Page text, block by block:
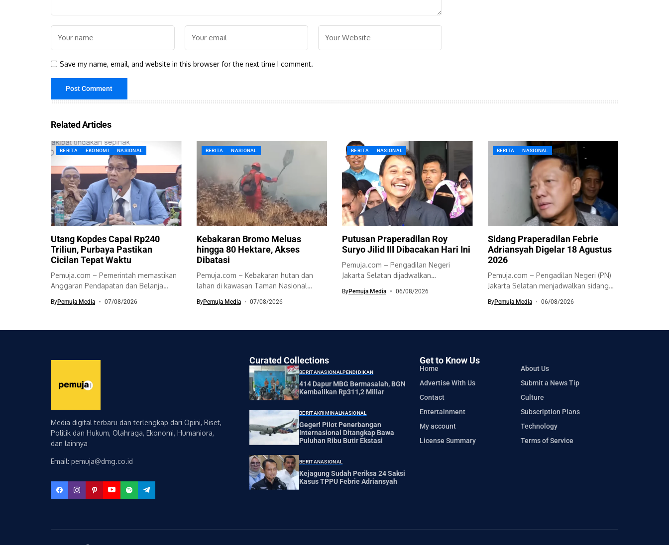
Save my name, email, and website in this browser for the next time I comment.
Related Articles
BERITA EKONOMI NASIONAL
Utang Kopdes Capai Rp240
Triliun, Purbaya Pastikan
Cicilan Tepat Waktu
Pemuja.com – Pemerintah memastikan
Anggaran Pendapatan dan Belanja
ByPemuja Media 07/08/2026
BERITA NASIONAL
Kebakaran Bromo Meluas
hingga 80 Hektare, Akses
Dibatasi
Pemuja.com – Kebakaran hutan dan
lahan di kawasan Taman Nasional
ByPemuja Media 07/08/2026
BERITA NASIONAL
Putusan Praperadilan Roy
Suryo Jilid III Dibacakan Hari Ini
Pemuja.com – Pengadilan Negeri
Jakarta Selatan dijadwalkan
praperadilan jilid...
ByPemuja Media 06/08/2026
BERITA NASIONAL
Sidang Praperadilan Febrie
Adriansyah Digelar 18 Agustus
2026
Pemuja.com – Pengadilan Negeri (PN)
Jakarta Selatan menjadwalkan sidang
ByPemuja Media 06/08/2026
Media digital terbaru dan terlengkap dari Opini, Riset,
Politik dan Hukum, Olahraga, Ekonomi, Humaniora,
dan lainnya
Email: pemuja@dmg.co.id
Curated Collections
BERITANASIONALPENDIDIKAN
414 Dapur MBG Bermasalah, BGN
Kembalikan Rp311,2 Miliar
BERITAKRIMINALNASIONAL
Geger! Pilot Penerbangan
Internasional Ditangkap Bawa
Puluhan Ribu Butir Ekstasi
BERITANASIONAL
Kejagung Sudah Periksa 24 Saksi
Kasus TPPU Febrie Adriansyah
Get to Know Us
Home
About Us
Advertise With Us
Submit a News Tip
Contact
Culture
Entertainment
Subscription Plans
My account
Technology
License Summary
Terms of Service